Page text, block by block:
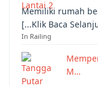
Memiliki rumah
[...Klik Baca
In Railing
M…